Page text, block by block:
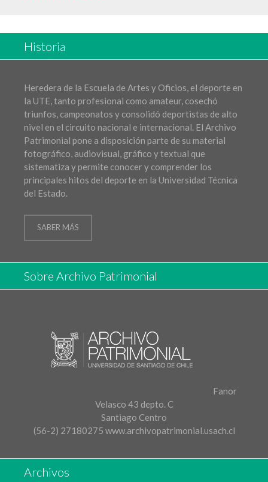
Historia
Heredera de la Escuela de Artes y Oficios, el deporte en
la UTE, tanto profesional como amateur, cosechó
triunfos, campeonatos y consolidó deportistas de alto
nivel en el circuito nacional e internacional. El Archivo
Patrimonial pone a disposición parte de su material
fotográfico, audiovisual, gráfico y textual que
sistematiza y permite conocer y comprender los
principales hitos del deporte en la Universidad Técnica
del Estado.
SABER MÁS
Sobre Archivo Patrimonial
Fanor
Velasco 43 depto. C
Santiago Centro
(56-2) 27180275 www.archivopatrimonial.usach.cl
Archivos